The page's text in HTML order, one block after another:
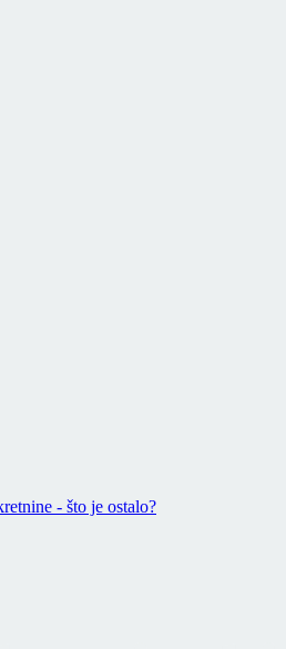
- što je ostalo?